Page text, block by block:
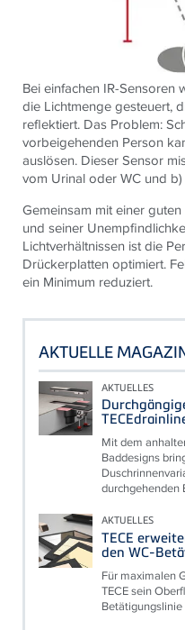
Bei einfachen IR-
die Lichtmenge gesteuert,
reflektiert. Das Problem:
vorbeigehenden Person
auslösen. Dieser Sensor
vom Urinal oder WC und
Gemeinsam mit einer
und seiner
Lichtverhältnissen ist die
Drückerplatten optimiert.
ein Minimum reduziert.
AKTUELLE
AKTUELLES
Mit dem
Baddesigns
durchgehenden
AKTUELLES
TECE
den WC-
Für maximalen
TECE sein
Betätigungslinie